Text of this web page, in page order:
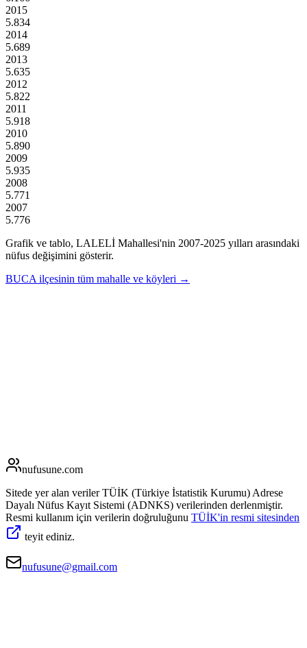
2015
5.834
2014
5.689
2013
5.635
2012
5.822
2011
5.918
2010
5.890
2009
5.935
2008
5.771
2007
5.776
Grafik ve tablo, LALELİ Mahallesi'nin 2007-2025 yılları arasındaki
nüfus değişimini gösterir.
BUCA ilçesinin tüm mahalle ve köyleri →
nufusune.com
Sitede yer alan veriler TÜİK (Türkiye İstatistik Kurumu) Adrese
Dayalı Nüfus Kayıt Sistemi (ADNKS) verilerinden derlenmiştir.
Resmi kullanım için verilerin doğruluğunu TÜİK'in resmi sitesinden
teyit ediniz.
nufusune@gmail.com